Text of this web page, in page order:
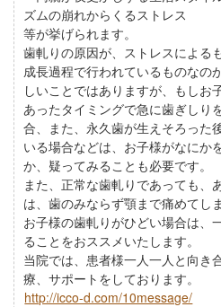
ズムの崩れからくるストレス
等が挙げられます。
歯軋りの原因が、ストレスによる
成長過程で行われているものなの
しいことではありますが、もしお
あったタイミングで急に歯ぎしり
合、また、永久歯が生えそろった
いる場合などは、お子様がなにか
か、疑ってみることも必要です。
また、正常な歯軋りであっても、
は、歯のみならず顎まで痛めてし
お子様の歯軋りがひどい場合は、
ることをおススメいたします。
当院では、患者様一人一人と向き
療、サポートをしております。
http://icco-d.com/10message/